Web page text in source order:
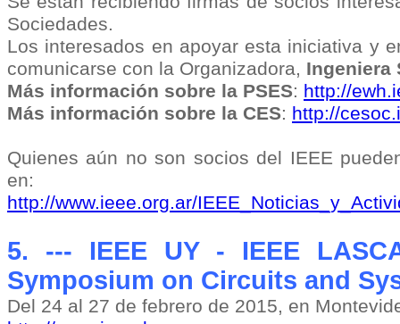
Sociedades.
Los interesados en apoyar esta iniciativa y
comunicarse con la Organizadora, Ingeniera
Más información sobre la PSES: http://
Más información sobre la CES: http://
Quienes aún no son socios del IEEE
en:
http://www.ieee.org.ar/
5. --- IEEE UY - IEEE
Symposium on Circuits and
Del 24 al 27 de febrero de 2015, en